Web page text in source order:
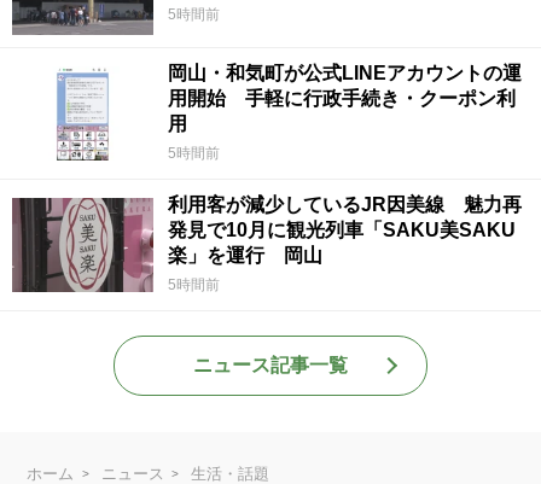
5時間前
岡山・和気町が公式LINEアカウントの運
用開始 手軽に行政手続き・クーポン利
用
5時間前
利用客が減少しているJR因美線 魅力再
発見で10月に観光列車「SAKU美SAKU
楽」を運行 岡山
5時間前
ニュース記事一覧
ホーム ニュース
生活・話題